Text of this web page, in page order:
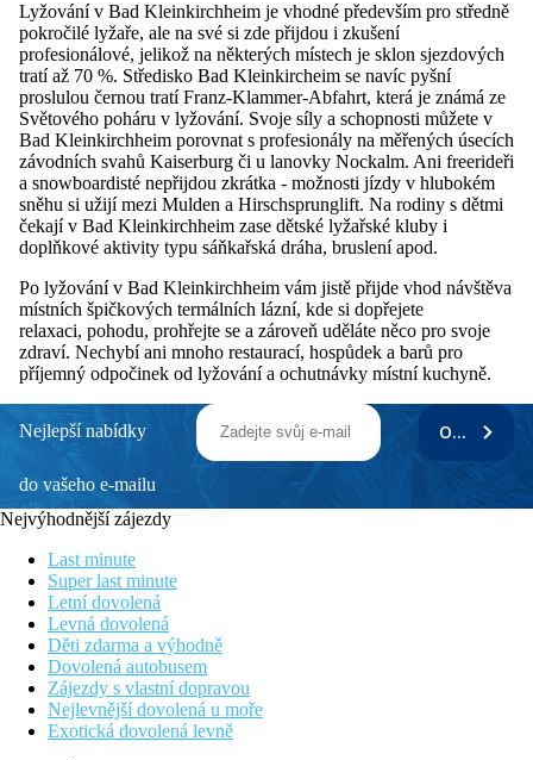
Lyžování v Bad Kleinkirchheim je vhodné především pro středně
pokročilé lyžaře, ale na své si zde přijdou i zkušení
profesionálové, jelikož na některých místech je sklon sjezdových
tratí až 70 %. Středisko Bad Kleinkircheim se navíc pyšní
proslulou černou tratí Franz-Klammer-Abfahrt, která je známá ze
Světového poháru v lyžování. Svoje síly a schopnosti můžete v
Bad Kleinkirchheim porovnat s profesionály na měřených úsecích
závodních svahů Kaiserburg či u lanovky Nockalm. Ani freerideři
a snowboardisté nepřijdou zkrátka - možnosti jízdy v hlubokém
sněhu si užijí mezi Mulden a Hirschsprunglift. Na rodiny s dětmi
čekají v Bad Kleinkirchheim zase dětské lyžařské kluby i
doplňkové aktivity typu sáňkařská dráha, bruslení apod.
Po lyžování v Bad Kleinkirchheim vám jistě přijde vhod návštěva
místních špičkových termálních lázní, kde si dopřejete
relaxaci, pohodu, prohřejte se a zároveň uděláte něco pro svoje
zdraví. Nechybí ani mnoho restaurací, hospůdek a barů pro
příjemný odpočinek od lyžování a ochutnávky místní kuchyně.
Nejlepší nabídky
do vašeho e-mailu
ODEBÍRAT
Nejvýhodnější zájezdy
Last minute
Super last minute
Letní dovolená
Levná dovolená
Děti zdarma a výhodně
Dovolená autobusem
Zájezdy s vlastní dopravou
Nejlevnější dovolená u moře
Exotická dovolená levně